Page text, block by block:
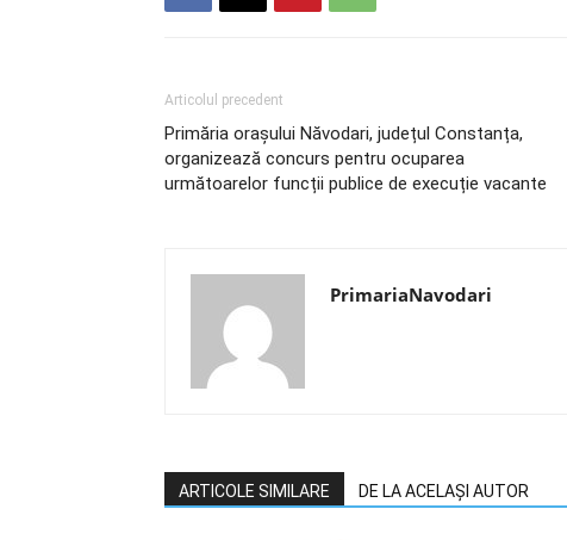
Articolul precedent
Primăria orașului Năvodari, județul Constanța,
organizează concurs pentru ocuparea
următoarelor funcții publice de execuție vacante
PrimariaNavodari
ARTICOLE SIMILARE DE LA ACELAȘI AUTOR